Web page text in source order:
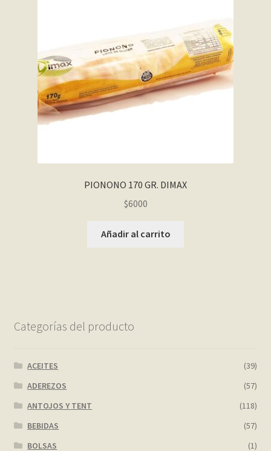
PIONONO 170 GR. DIMAX
$6000
Añadir al carrito
Categorías del producto
ACEITES
(39)
ADEREZOS
(57)
ANTOJOS Y TENT
(118)
BEBIDAS
(57)
BOLSAS
(1)